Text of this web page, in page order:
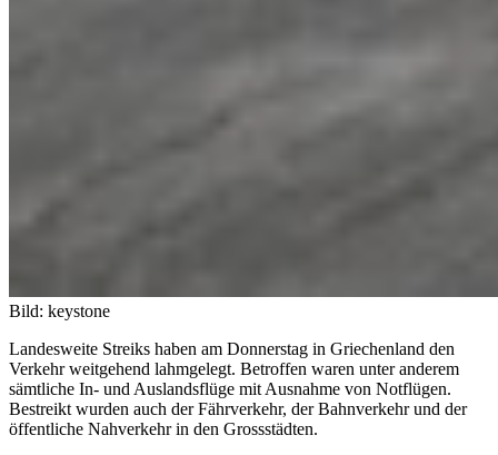
Bild: keystone
Landesweite Streiks haben am Donnerstag in Griechenland den
Verkehr weitgehend lahmgelegt. Betroffen waren unter anderem
sämtliche In- und Auslandsflüge mit Ausnahme von Notflügen.
Bestreikt wurden auch der Fährverkehr, der Bahnverkehr und der
öffentliche Nahverkehr in den Grossstädten.